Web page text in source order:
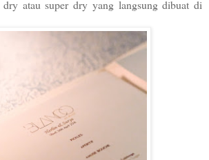
dry atau super dry yang langsung dibuat di